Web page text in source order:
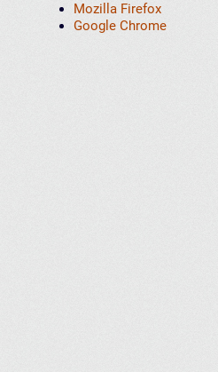
Mozilla Firefox
Google Chrome